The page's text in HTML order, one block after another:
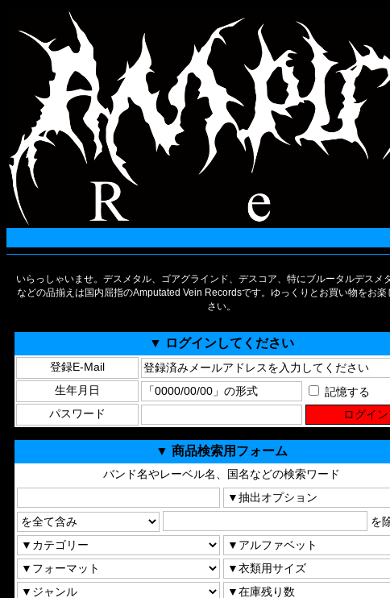
いらっしゃいませ。デスメタル、ゴアグラインド、デスコア、特にブルータルデスメ
などの品揃えは国内屈指のAmputated Vein Recordsです。ゆっくりとお買い物をお楽
さい。
▼ ログインしてください
登録E-Mail
生年月日
記憶する
パスワード
▼ 商品検索用フォーム
バンド名やレーベル名、国名などの検索ワード
を